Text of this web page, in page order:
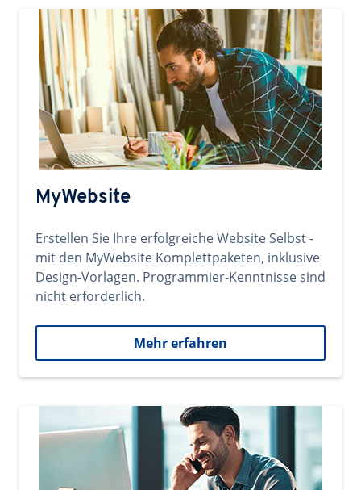
MyWebsite
Erstellen Sie Ihre erfolgreiche Website Selbst -
mit den MyWebsite Komplettpaketen, inklusive
Design-Vorlagen. Programmier-Kenntnisse sind
nicht erforderlich.
Mehr erfahren